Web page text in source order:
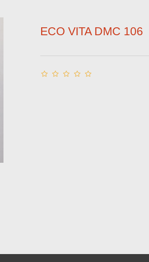
ECO VITA DMC 106